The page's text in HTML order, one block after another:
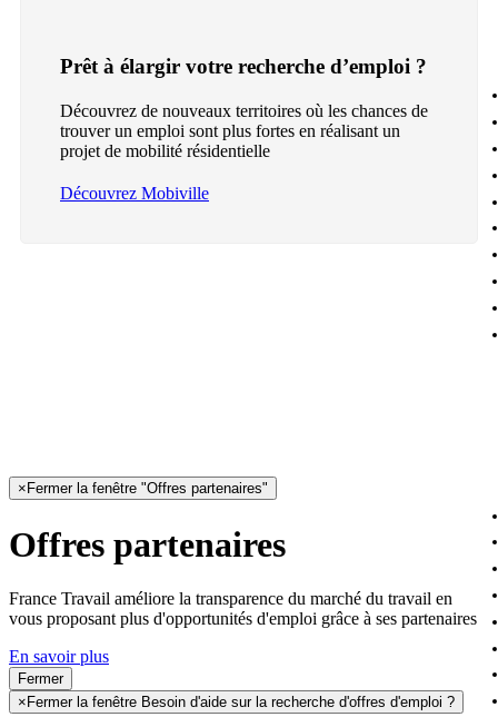
Prêt à élargir votre recherche d’emploi ?
Découvrez de nouveaux territoires où les chances de
trouver un emploi sont plus fortes en réalisant un
projet de mobilité résidentielle
Découvrez Mobiville
× Fermer la fenêtre "Offres partenaires"
Offres partenaires
France Travail améliore la transparence du marché du travail en
vous proposant plus d'opportunités d'emploi grâce à ses partenaires
En savoir plus
Fermer
× Fermer la fenêtre Besoin d'aide sur la recherche d'offres d'emploi ?